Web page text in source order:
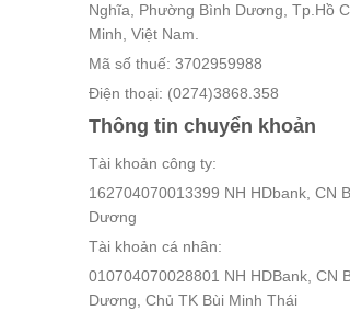
Nghĩa, Phường Bình Dương, Tp.Hồ
Minh, Việt Nam.
Mã số thuế: 3702959988
Điện thoại: (0274)3868.358
Thông tin chuyển khoản
Tài khoản công ty:
162704070013399 NH HDbank, CN
Dương
Tài khoản cá nhân:
010704070028801 NH HDBank, CN
Dương, Chủ TK Bùi Minh Thái